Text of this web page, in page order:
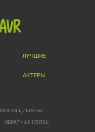
ЛУЧШИЕ
АКТЕРЫ
защищены.
ОБРАТНАЯ СВЯЗЬ